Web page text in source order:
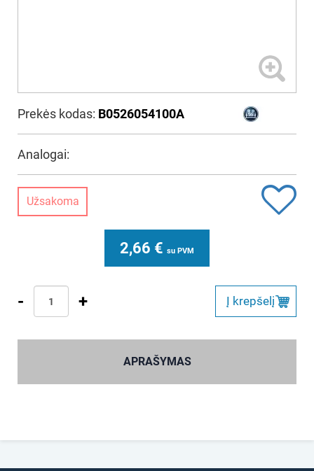
Prekės kodas: B0526054100A
Analogai:
Užsakoma
2,66 € su PVM
- + Į krepšelį
APRAŠYMAS